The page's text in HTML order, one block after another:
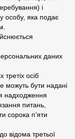
і
особу, яка подає
даних
осіб
можуть бути надані
надходження
питань,
сорока п’яти
відома третьої